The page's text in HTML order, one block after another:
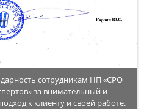
сотрудникам НП «СРО
за внимательный и
к клиенту и своей работе.